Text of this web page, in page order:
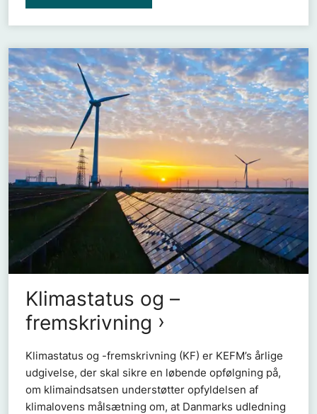
Klimastatus og –
fremskrivning
Klimastatus og -fremskrivning (KF) er KEFM’s årlige
udgivelse, der skal sikre en løbende opfølgning på,
om klimaindsatsen understøtter opfyldelsen af
klimalovens målsætning om, at Danmarks udledning